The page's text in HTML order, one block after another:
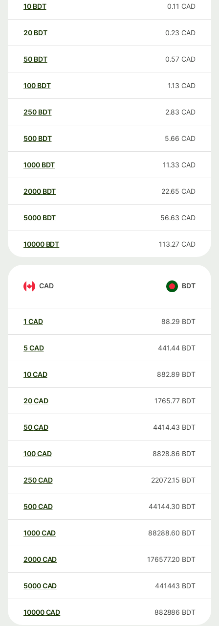
10 BDT 0.11 CAD
20 BDT 0.23 CAD
50 BDT 0.57 CAD
100 BDT 1.13 CAD
250 BDT 2.83 CAD
500 BDT 5.66 CAD
1000 BDT 11.33 CAD
2000 BDT 22.65 CAD
5000 BDT 56.63 CAD
10000 BDT 113.27 CAD
CAD BDT
1 CAD 88.29 BDT
5 CAD 441.44 BDT
10CAD 882.89 BDT
20CAD 1765.77 BDT
50CAD 4414.43 BDT
100CAD 8828.86 BDT
250CAD 22072.15 BDT
500CAD 44144.30 BDT
1000CAD 88288.60 BDT
2000CAD 176577.20 BDT
5000CAD 441443 BDT
10000 CAD 882886 BDT